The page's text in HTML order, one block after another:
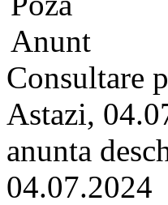
Consultare
Astazi,
anunta